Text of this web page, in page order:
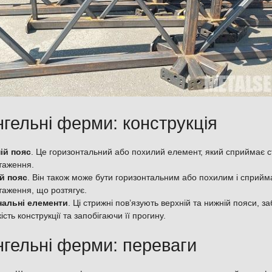
ферми: конструкція
пояс . Це горизонтальний або похилий елемент, який сприймає
пояс . Він також може бути горизонтальним або похилим і
що розтягує.
елементи . Ці стрижні пов’язують верхній та нижній пояси,
конструкції та запобігаючи її прогину.
ферми: переваги